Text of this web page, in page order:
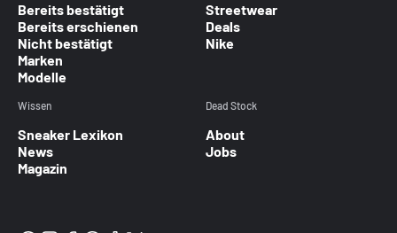
Bereits bestätigt
Bereits erschienen
Nicht bestätigt
Marken
Modelle
Streetwear
Deals
Nike
Wissen
Sneaker Lexikon
News
Magazin
Dead Stock
About
Jobs